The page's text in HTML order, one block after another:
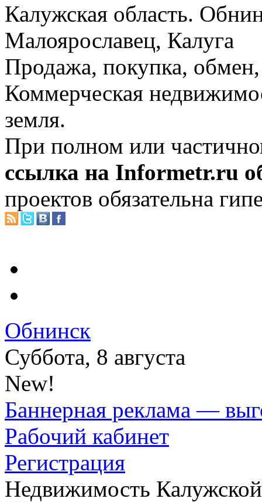
Калужская область.
Малоярославец, Калуга
Продажа, покупка, обмен,
Коммерческая
земля.
При полном или
ссылка на Informetr.ru
проектов обязательна
Обнинск
Суббота, 8 августа
New!
Баннерная реклама —
Рабочий кабинет
Регистрация
Недвижимость